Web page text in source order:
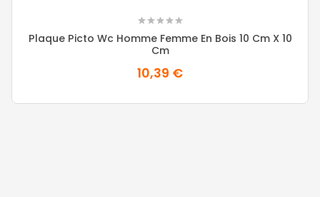
Plaque Picto Wc Homme Femme En Bois 10 Cm X 10
Cm
10,39 €